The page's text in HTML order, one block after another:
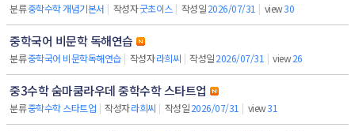
분류중학수학 개념기본서 | 작성자굿초이스 | 작성일2026/07/31 | view30
중학국어 비문학 독해연습
분류중학국어 비문학독해연습 | 작성자라희씨 | 작성일2026/07/31 | view26
중3수학 숨마쿰라우데 중학수학 스타트업
분류중학수학 스타트업 | 작성자라희씨 | 작성일2026/07/31 | view31